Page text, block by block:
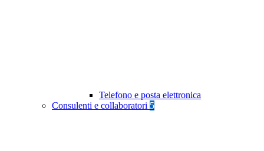
Telefono e posta elettronica
Consulenti e collaboratori 5